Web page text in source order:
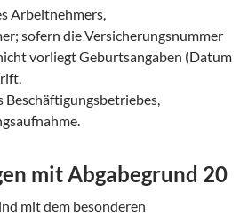
Arbeitnehmers,
sofern die Versicherungsnummer
vorliegt Geburtsangaben (Datum
Beschäftigungsbetriebes,
mit Abgabegrund 20
mit dem besonderen